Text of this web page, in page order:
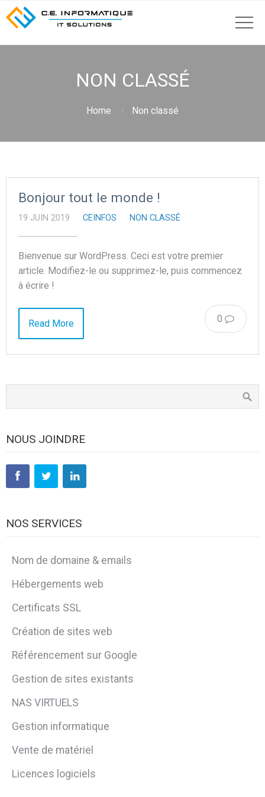
NON CLASSÉ
Home Non classé
Bonjour tout le monde !
19 JUIN 2019 CEINFOS NON CLASSÉ
Bienvenue sur WordPress. Ceci est votre premier
article. Modifiez-le ou supprimez-le, puis commencez
à écrire !
0
Read More
NOUS JOINDRE
NOS SERVICES
Nom de domaine & emails
Hébergements web
Certificats SSL
Création de sites web
Référencement sur Google
Gestion de sites existants
NAS VIRTUELS
Gestion informatique
Vente de matériel
Licences logiciels